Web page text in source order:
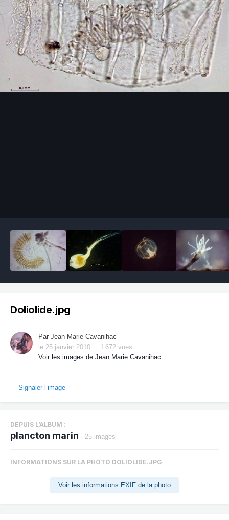
Doliolide.jpg
Par Jean Marie Cavanihac
le 25 janvier 2010
1 672 vues
Voir les images de Jean Marie Cavanihac
Signaler l’image
DEPUIS L’ALBUM :
plancton marin · 25 images
INFORMATIONS SUR LA PHOTO DOLIOLIDE.JPG
Voir les informations EXIF de la photo